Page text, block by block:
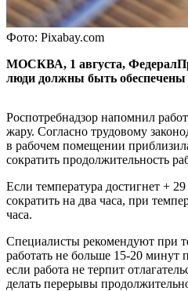
Фото: Pixabay.com
МОСКВА, 1 августа,
люди должны быть
Роспотребнадзор напомнил
жару. Согласно трудовому
в рабочем помещении
сократить продолжительность
Если температура достигнет +
сократить на два часа, при
часа.
Специалисты рекомендуют при
работать не больше 15-20 минут
если работа не терпит
делать перерывы